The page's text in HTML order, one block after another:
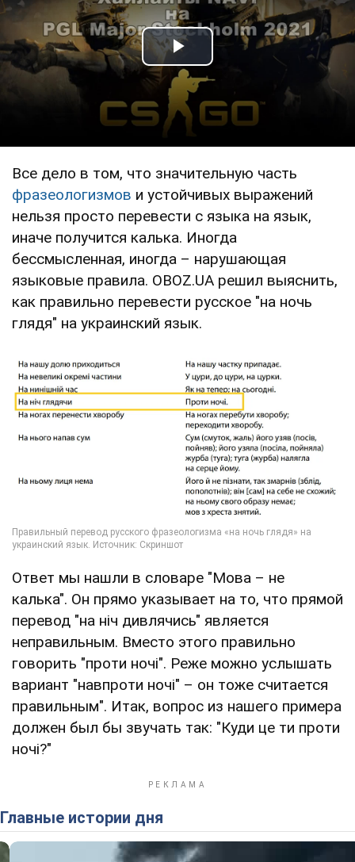
Play Video
Все дело в том, что значительную часть
фразеологизмов и устойчивых выражений
нельзя просто перевести с языка на язык,
иначе получится калька. Иногда
бессмысленная, иногда – нарушающая
языковые правила. OBOZ.UA решил выяснить,
как правильно перевести русское "на ночь
глядя" на украинский язык.
Ответ мы нашли в словаре "Мова – не
калька". Он прямо указывает на то, что прямой
перевод "на ніч дивлячись" является
неправильным. Вместо этого правильно
говорить "проти ночі". Реже можно услышать
вариант "навпроти ночі" – он тоже считается
правильным". Итак, вопрос из нашего примера
должен был бы звучать так: "Куди це ти проти
ночі?"
Главные истории дня